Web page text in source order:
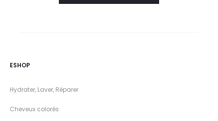
ESHOP
Hydrater, Laver, Réparer
Cheveux colorés